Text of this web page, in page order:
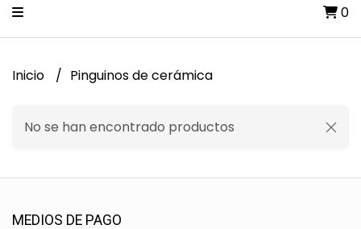
0
Inicio Pinguinos de cerámica
No se han encontrado productos
MEDIOS DE PAGO